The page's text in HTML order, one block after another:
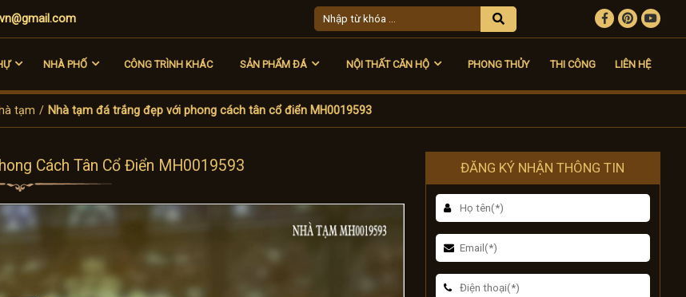
NHÀ PHỐ CÔNG TRÌNH KHÁC SẢN PHẨM ĐÁ NỘI THẤT CĂN HỘ PHONG THỦY THI CÔNG LIÊN HỆ
tạm / Nhà tạm đá trắng đẹp với phong cách tân cổ điển MH0019593
Cách Tân Cổ Điển MH0019593 ĐĂNG KÝ NHẬN THÔNG TIN